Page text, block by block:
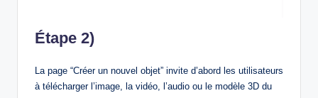
Étape 2)
La page “Créer un nouvel objet” invite d’abord les utilisateurs
à télécharger l’image, la vidéo, l’audio ou le modèle 3D du